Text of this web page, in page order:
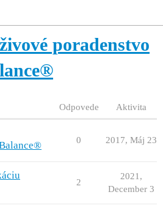
poradenstvo
Odpovede Aktivita
0 2017, Máj 23
2
2021,
December 3